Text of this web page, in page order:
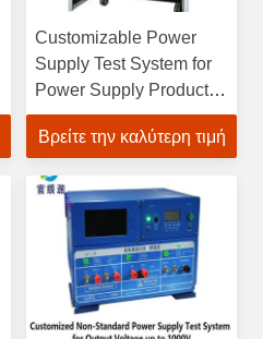
Customizable Power
Supply Test System for
Power Supply Products
within Scope
Βρείτε την καλύτερη τιμή